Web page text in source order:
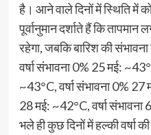
है। आने वाले दिनों में स्थिति में
पूर्वानुमान दर्शाते हैं कि तापमान
रहेगा, जबकि बारिश की
वर्षा संभावना 0% 25 मई:
~43°C, वर्षा संभावना 0% 27
28 मई: ~42°C, वर्षा संभावना
भले ही कुछ दिनों में हल्की वर्षा